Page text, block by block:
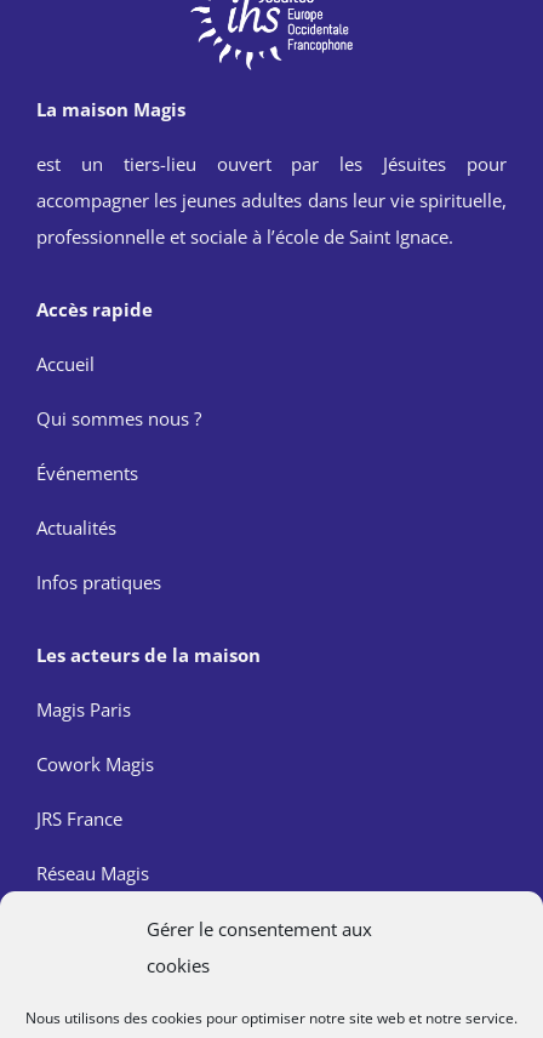
Gérer le consentement aux
cookies
Nous utilisons des cookies pour optimiser notre site web et notre service.
La maison Magis
est un tiers-lieu ouvert par les Jésuites pour
accompagner les jeunes adultes dans leur vie spirituelle,
professionnelle et sociale à l’école de Saint Ignace.
Accès rapide
Accueil
Qui sommes nous ?
Événements
Actualités
Infos pratiques
Les acteurs de la maison
Magis Paris
Cowork Magis
JRS France
Réseau Magis